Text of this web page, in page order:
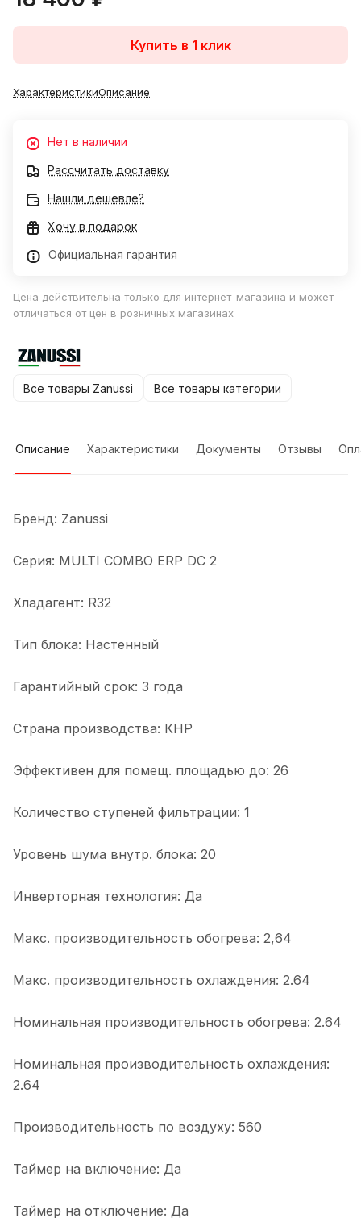
Купить в 1 клик
ХарактеристикиОписание
Нет в наличии
Рассчитать доставку
Нашли дешевле?
Хочу в подарок
Официальная гарантия
Цена действительна только для интернет-магазина и может
отличаться от цен в розничных магазинах
Все товары Zanussi Все товары категории
Описание Характеристики Документы Отзывы
Бренд: Zanussi
Серия: MULTI COMBO ERP DC 2
Хладагент: R32
Тип блока: Настенный
Гарантийный срок: 3 года
Страна производства: КНР
Эффективен для помещ. площадью до: 26
Количество ступеней фильтрации: 1
Уровень шума внутр. блока: 20
Инверторная технология: Да
Макс. производительность обогрева: 2,64
Макс. производительность охлаждения: 2.64
Номинальная производительность обогрева: 2.64
Номинальная производительность охлаждения:
2.64
Производительность по воздуху: 560
Таймер на включение: Да
Таймер на отключение: Да